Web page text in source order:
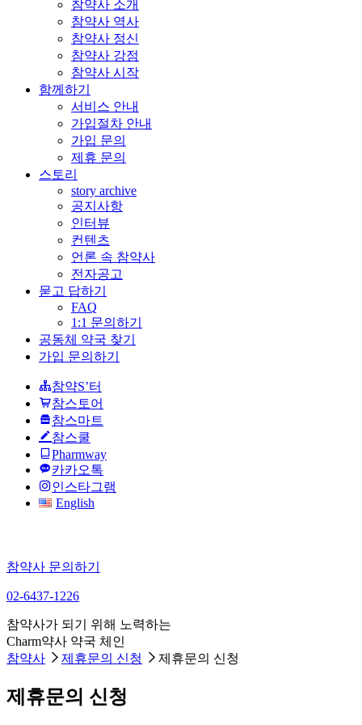
참약사 소개
참약사 역사
참약사 정신
참약사 강점
참약사 시작
함께하기
서비스 안내
가입절차 안내
가입 문의
제휴 문의
스토리
story archive
공지사항
인터뷰
컨텐츠
언론 속 참약사
전자공고
묻고 답하기
FAQ
1:1 문의하기
공동체 약국 찾기
가입 문의하기
참약S’터
참스토어
참스마트
참스쿨
Pharmway
카카오톡
인스타그램
English
참약사 문의하기
02-6437-1226
참약사가 되기 위해 노력하는
Charm약사 약국 체인
참약사
제휴문의 신청 제휴문의 신청
제휴문의 신청